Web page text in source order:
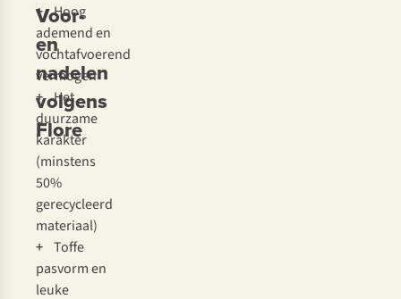
Voor-
en
nadelen
volgens
Flore
+Hoog
ademend en
vochtafvoerend
vermogen
+Het
duurzame
karakter
(minstens
50%
gerecycleerd
materiaal)
+ Toffe
pasvorm en
leuke